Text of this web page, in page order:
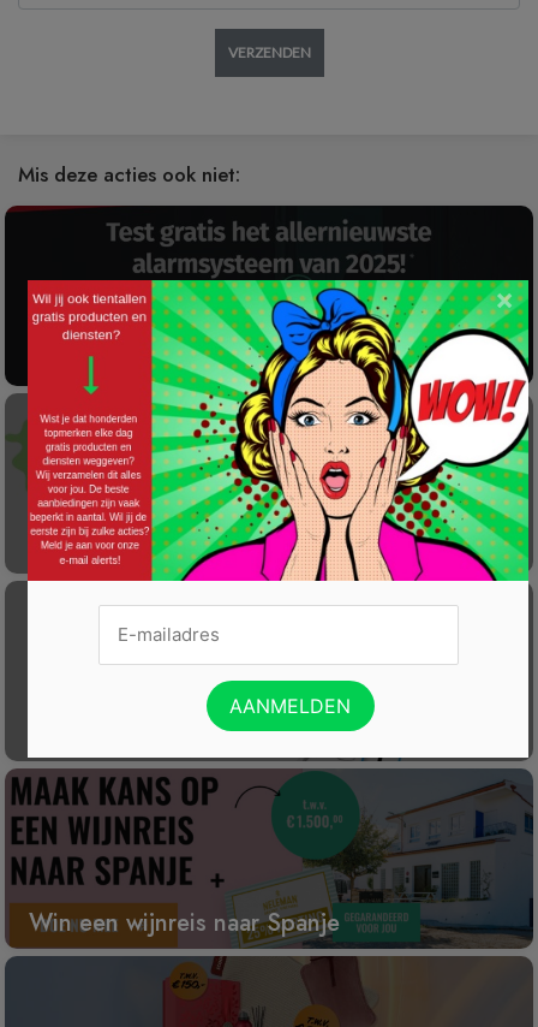
VERZENDEN
Mis deze acties ook niet:
Gratis 2025 Alarmsysteem Testen!
Laat éénmalig GRATIS je container reinigen
Gratis Princess elektrische kachel t.w.v. €
Win een wijnreis naar Spanje
×